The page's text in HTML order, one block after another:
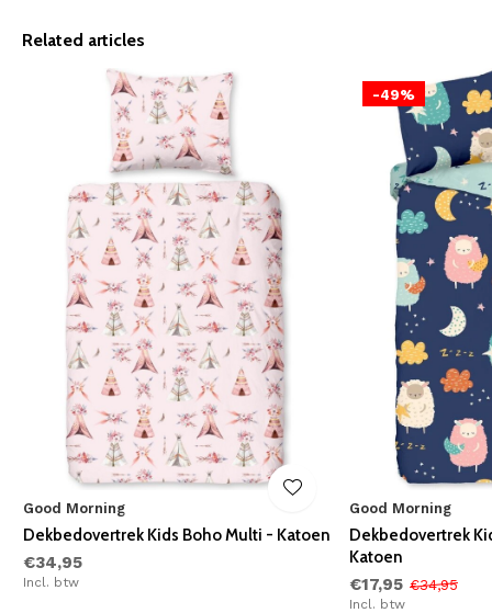
Related articles
Good Morning
Dekbedovertrek Kids Boho Multi - Katoen
€34,95
Incl. btw
-49%
Good Morning
Dekbedovertrek
Katoen
€17,95 €34,95
Incl. btw